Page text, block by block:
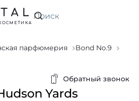
Искать
парфюмерия
Bond No.9
Обратный звонок
Yards